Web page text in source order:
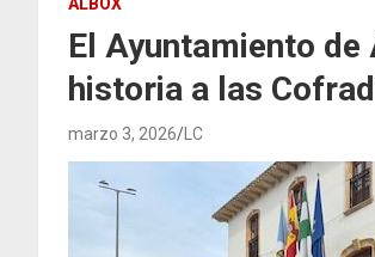
ALBOX
El Ayuntamiento
historia a las
marzo 3, 2026 LC